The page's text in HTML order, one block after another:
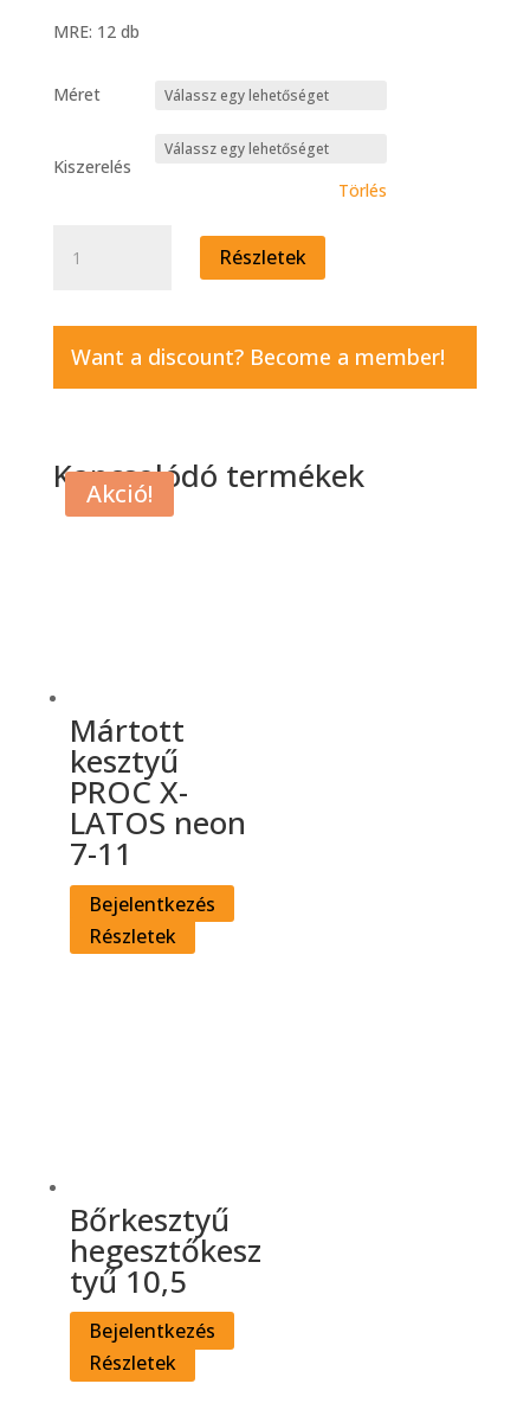
MRE: 12 db
Méret
Kiszerelés
Törlés
kesztyű
fekete
Részletek
Want a discount? Become a member!
Kapcsolódó termékek
Mártott
kesztyű
PROC X-
LATOS neon
7-11
Bejelentkezés
Részletek
Bőrkesztyű
hegesztőkesz
tyű 10,5
Bejelentkezés
Részletek
Akció!